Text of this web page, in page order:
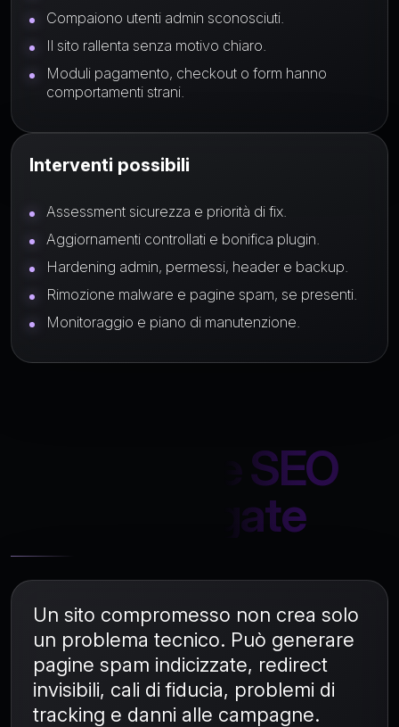
Compaiono utenti admin sconosciuti.
Il sito rallenta senza motivo chiaro.
Moduli pagamento, checkout o form hanno
comportamenti strani.
Interventi possibili
Assessment sicurezza e priorità di fix.
Aggiornamenti controllati e bonifica plugin.
Hardening admin, permessi, header e backup.
Rimozione malware e pagine spam, se presenti.
Monitoraggio e piano di manutenzione.
Sicurezza e SEO
sono collegate
Un sito compromesso non crea solo
un problema tecnico. Può generare
pagine spam indicizzate, redirect
invisibili, cali di fiducia, problemi di
tracking e danni alle campagne.